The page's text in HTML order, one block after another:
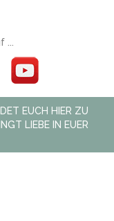
EUCH HIER ZU
LIEBE IN EUER